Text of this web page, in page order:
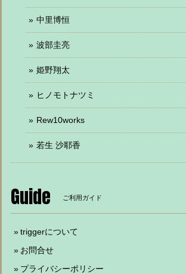
中里博恒
波部圭亮
姫野翔太
ヒノモトナツミ
Rew10works
若生 沙耶香
Guide ご利用ガイド
triggerについて
お問合せ
プライバシーポリシー